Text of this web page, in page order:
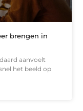
brengen in
aanvoelt
het beeld op